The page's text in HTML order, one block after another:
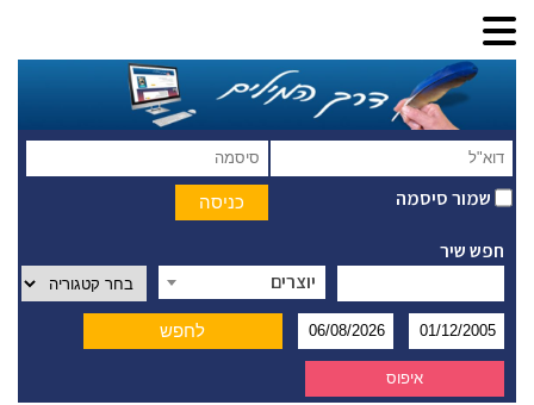
שמור סיסמה
חפש שיר
יוצרים